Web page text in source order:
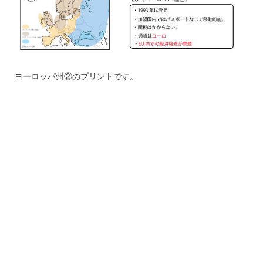
ヨーロッパ州②のプリントです。